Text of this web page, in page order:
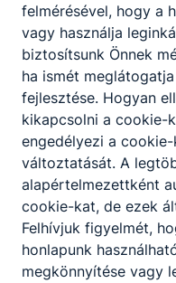
ISKOLASPECIFIKUS
Festő, mázoló,
alapfelületek
megóvása a
A megfelelő
elengedhetetlen a
majd a felület
Tevékenységét a
alkalmazásával
környezetvédelmi és
végzi.
felmérésével, hogy a
vagy használja
biztosítsunk Önnek
ha ismét
fejlesztése. Hogyan
kikapcsolni a cookie-
engedélyezi a
változtatását. A
alapértelmezettként
cookie-kat, de ezek
Felhívjuk figyelmét,
honlapunk
megkönnyítése vagy